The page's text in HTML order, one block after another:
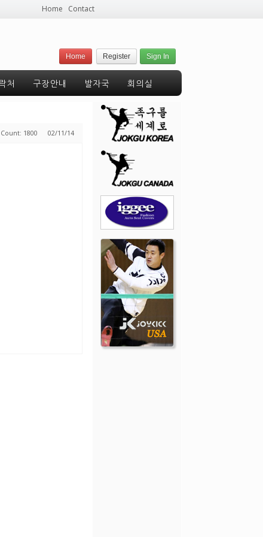
Home Contact
Sign In
Register
Home
처 구장안내 발자국 회의실
Count: 1800 02/11/14